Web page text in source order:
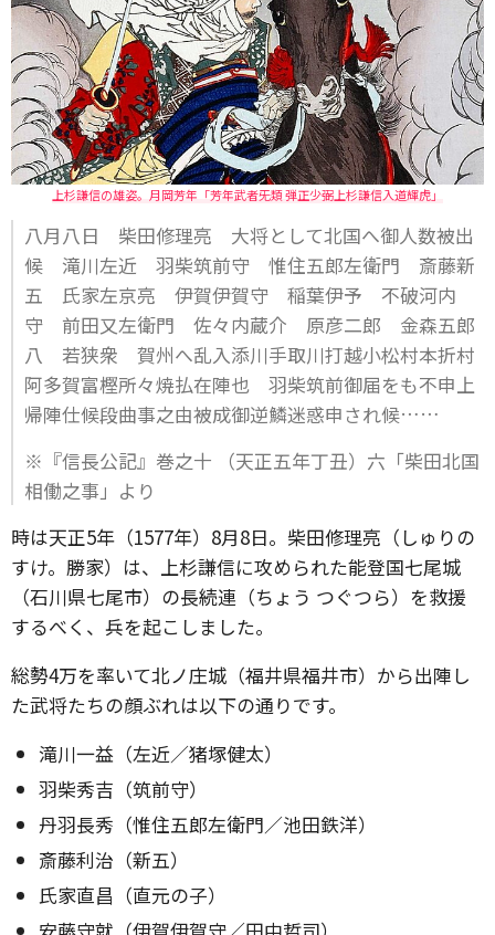
上杉謙信の雄姿。月岡芳年「芳年武者旡類 弾正少弼上杉謙信入道輝虎」
八月八日 柴田修理亮 大将として北国へ御人数被出
候 滝川左近 羽柴筑前守 惟住五郎左衛門 斎藤新
五 氏家左京亮 伊賀伊賀守 稲葉伊予 不破河内
守 前田又左衛門 佐々内蔵介 原彦二郎 金森五郎
八 若狭衆 賀州へ乱入添川手取川打越小松村本折村
阿多賀富樫所々焼払在陣也 羽柴筑前御届をも不申上
帰陣仕候段曲事之由被成御逆鱗迷惑申され候……
※『信長公記』巻之十 （天正五年丁丑）六「柴田北国
相働之事」より
時は天正5年（1577年）8月8日。柴田修理亮（しゅりの
すけ。勝家）は、上杉謙信に攻められた能登国七尾城
（石川県七尾市）の長続連（ちょう つぐつら）を救援
するべく、兵を起こしました。
総勢4万を率いて北ノ庄城（福井県福井市）から出陣し
た武将たちの顔ぶれは以下の通りです。
滝川一益（左近／猪塚健太）
羽柴秀吉（筑前守）
丹羽長秀（惟住五郎左衛門／池田鉄洋）
斎藤利治（新五）
氏家直昌（直元の子）